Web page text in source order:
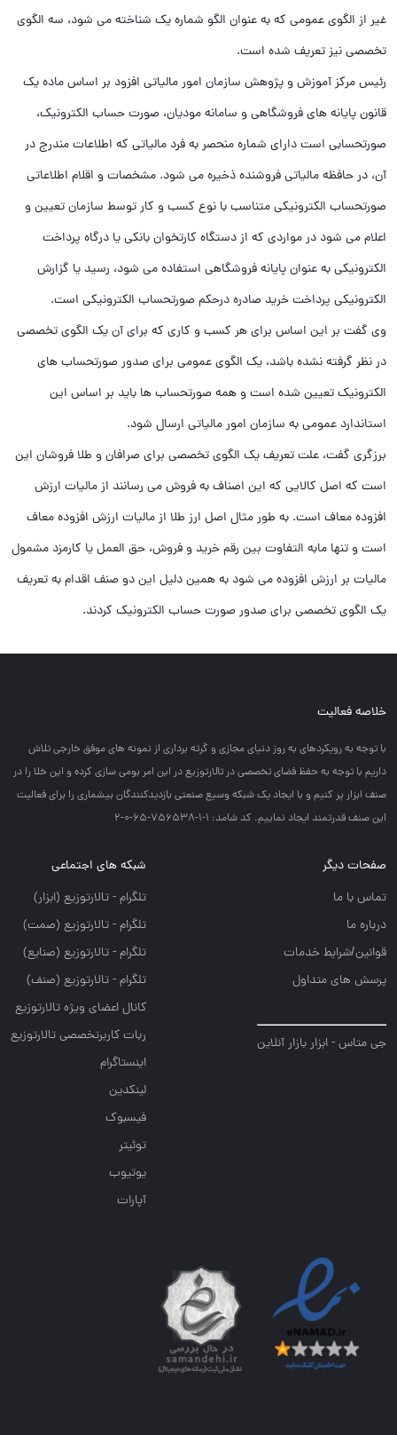
غیر از الگوی عمومی که به عنوان الگو شماره یک شناخته می شود، سه الگوی
تخصصی نیز تعریف شده است.
رئیس مرکز آموزش و پژوهش سازمان امور مالیاتی افزود بر اساس ماده یک
قانون پایانه های فروشگاهی و سامانه مودیان، صورت حساب الکترونیک،
صورتحسابی است دارای شماره منحصر به فرد مالیاتی که اطلاعات مندرج در
آن، در حافظه مالیاتی فروشنده ذخیره می شود. مشخصات و اقلام اطلاعاتی
صورتحساب الکترونیکی متناسب با نوع کسب و کار توسط سازمان تعیین و
اعلام می شود در مواردی که از دستگاه کارتخوان بانکی یا درگاه پرداخت
الکترونیکی به عنوان پایانه فروشگاهی استفاده می شود، رسید یا گزارش
الکترونیکی پرداخت خرید صادره درحکم صورتحساب الکترونیکی است.
وی گفت بر این اساس برای هر کسب و کاری که برای آن یک الگوی تخصصی
در نظر گرفته نشده باشد، یک الگوی عمومی برای صدور صورتحساب های
الکترونیک تعیین شده است و همه صورتحساب ها باید بر اساس این
استاندارد عمومی به سازمان امور مالیاتی ارسال شود.
برزگری گفت، علت تعریف یک الگوی تخصصی برای صرافان و طلا فروشان این
است که اصل کالایی که این اصناف به فروش می رسانند از مالیات ارزش
افزوده معاف است. به طور مثال اصل ارز طلا از مالیات ارزش افزوده معاف
است و تنها مابه التفاوت بین رقم خرید و فروش، حق العمل یا کارمزد مشمول
مالیات بر ارزش افزوده می شود به همین دلیل این دو صنف اقدام به تعریف
یک الگوی تخصصی برای صدور صورت حساب الکترونیک کردند.
خلاصه فعالیت
با توجه به رويكردهاي به روز دنياي مجازي و گرته برداري از نمونه هاي موفق خارجي تلاش
داريم با توجه به حفظ فضاي تخصصي در تالارتوزيع در اين امر بومي سازي كرده و اين خلا را در
صنف ابزار پر كنيم و با ايجاد يك شبكه وسيع صنعتي بازديدكنندگان بيشماري را براي فعاليت
اين صنف قدرتمند ايجاد نماييم. کد شامد: 1-1-756538-65-0-2
صفحات دیگر
تماس با ما
درباره ما
قوانین/شرایط خدمات
پرسش های متداول
جی متاس - ابزار بازار آنلاین
شبکه های اجتماعی
تلگرام - تالارتوزيع (ابزار)
تلگرام - تالارتوزيع (صمت)
تلگرام - تالارتوزيع (صنايع)
تلگرام - تالارتوزیع (صنف)
کانال اعضای ویژه تالارتوزیع
ربات کاربرتخصصی تالارتوزیع
اینستاگرام
لینکدین
فیسبوک
توئیتر
یوتیوب
آپارات